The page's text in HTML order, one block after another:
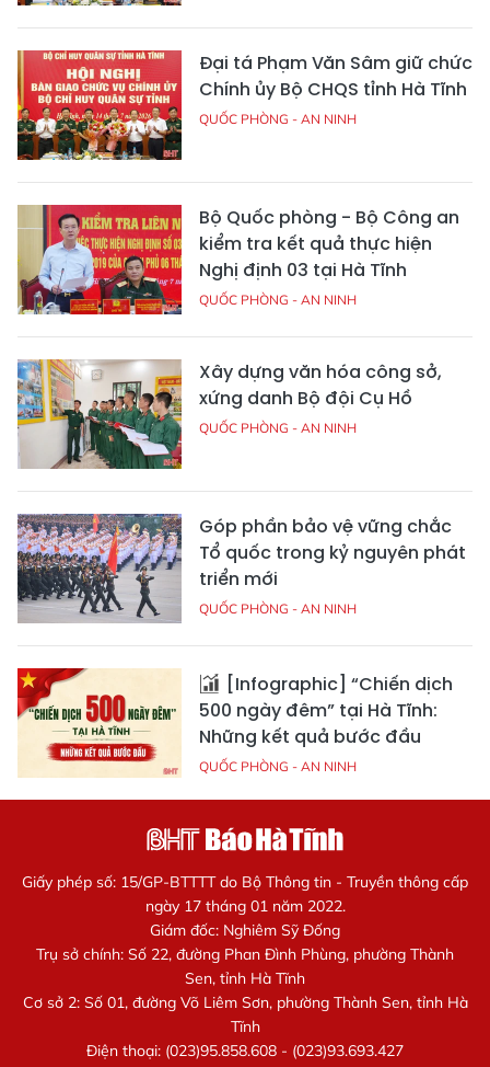
Đại tá Phạm Văn Sâm giữ chức
Chính ủy Bộ CHQS tỉnh Hà Tĩnh
QUỐC PHÒNG - AN NINH
Bộ Quốc phòng - Bộ Công an
kiểm tra kết quả thực hiện
Nghị định 03 tại Hà Tĩnh
QUỐC PHÒNG - AN NINH
Xây dựng văn hóa công sở,
xứng danh Bộ đội Cụ Hồ
QUỐC PHÒNG - AN NINH
Góp phần bảo vệ vững chắc
Tổ quốc trong kỷ nguyên phát
triển mới
QUỐC PHÒNG - AN NINH
[Infographic] “Chiến dịch
500 ngày đêm” tại Hà Tĩnh:
Những kết quả bước đầu
QUỐC PHÒNG - AN NINH
Giấy phép số: 15/GP-BTTTT do Bộ Thông tin - Truyền thông cấp
ngày 17 tháng 01 năm 2022.
Giám đốc: Nghiêm Sỹ Đống
Trụ sở chính: Số 22, đường Phan Đình Phùng, phường Thành
Sen, tỉnh Hà Tĩnh
Cơ sở 2: Số 01, đường Võ Liêm Sơn, phường Thành Sen, tỉnh Hà
Tĩnh
Điện thoại: (023)95.858.608 - (023)93.693.427